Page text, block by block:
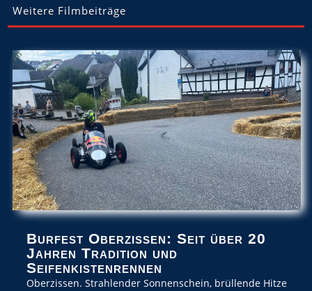
Weitere Filmbeiträge
Burfest Oberzissen: Seit über 20
Jahren Tradition und
Seifenkistenrennen
Oberzissen. Strahlender Sonnenschein, brüllende Hitze